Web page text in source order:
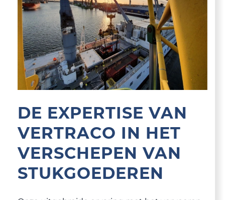
DE EXPERTISE VAN
VERTRACO IN HET
VERSCHEPEN VAN
STUKGOEDEREN